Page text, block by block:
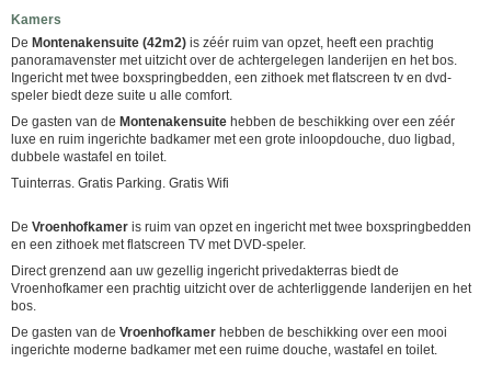
Kamers
De Montenakensuite (42m2) is zéér ruim van opzet, heeft een prachtig
panoramavenster met uitzicht over de achtergelegen landerijen en het bos.
Ingericht met twee boxspringbedden, een zithoek met flatscreen tv en dvd-
speler biedt deze suite u alle comfort.
De gasten van de Montenakensuite hebben de beschikking over een zéér
luxe en ruim ingerichte badkamer met een grote inloopdouche, duo ligbad,
dubbele wastafel en toilet.
Tuinterras. Gratis Parking. Gratis Wifi
De Vroenhofkamer is ruim van opzet en ingericht met twee boxspringbedden
en een zithoek met flatscreen TV met DVD-speler.
Direct grenzend aan uw gezellig ingericht privedakterras biedt de
Vroenhofkamer een prachtig uitzicht over de achterliggende landerijen en het
bos.
De gasten van de Vroenhofkamer hebben de beschikking over een mooi
ingerichte moderne badkamer met een ruime douche, wastafel en toilet.